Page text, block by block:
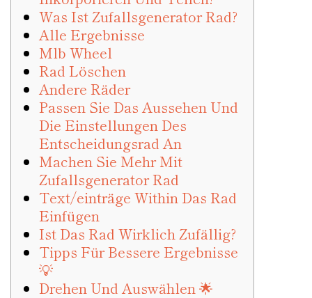
Was Ist Zufallsgenerator Rad?
Alle Ergebnisse
Mlb Wheel
Rad Löschen
Andere Räder
Passen Sie Das Aussehen Und
Die Einstellungen Des
Entscheidungsrad An
Machen Sie Mehr Mit
Zufallsgenerator Rad
Text/einträge Within Das Rad
Einfügen
Ist Das Rad Wirklich Zufällig?
Tipps Für Bessere Ergebnisse
💡
Drehen Und Auswählen 🌟